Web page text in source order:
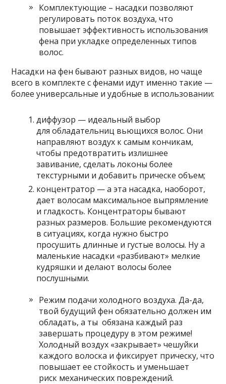
Комплектующие – насадки позволяют
регулировать поток воздуха, что
повышает эффективность использования
фена при укладкеопределенных типов
волос.
Насадки на фен бывают разных видов, но чаще
всего в комплекте с фенами идут именно такие —
более универсальные и удобные в использовании:
диффузор — идеальный выбор
для обладательниц вьющихся волос. Они
направляют воздух к самым кончикам,
чтобы предотвратить излишнее
завивание, сделать локоны более
текстурными и добавить прическе объем;
концентратор — а эта насадка, наоборот,
дает волосам максимальное выпрямление
и гладкость. Концентраторы бывают
разных размеров. Большие рекомендуются
в ситуациях, когда нужно быстро
просушить длинные и густые волосы. Ну а
маленькие насадки «разбивают» мелкие
кудряшки и делают волосы более
послушными.
Режим подачи холодного воздуха. Да-да,
твой будущий фен обязательно должен им
обладать, а ты обязана каждый раз
завершать процедуру в этом режиме!
Холодный воздух «закрывает» чешуйки
каждого волоска и фиксирует прическу, что
повышает ее стойкость и уменьшает
риск механических повреждений.